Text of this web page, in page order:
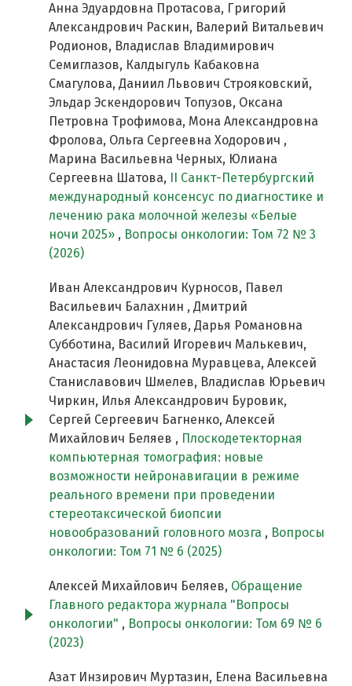
Анна Эдуардовна Протасова, Григорий
Александрович Раскин, Валерий Витальевич
Родионов, Владислав Владимирович
Семиглазов, Калдыгуль Кабаковна
Смагулова, Даниил Львович Строяковский,
Эльдар Эскендорович Топузов, Оксана
Петровна Трофимова, Мона Александровна
Фролова, Ольга Сергеевна Ходорович ,
Марина Васильевна Черных, Юлиана
Сергеевна Шатова,
II Cанкт-Петербургский
международный консенсус по диагностике и
лечению рака молочной железы «Белые
ночи 2025» , Вопросы онкологии: Том 72 № 3
(2026)
Иван Александрович Курносов, Павел
Васильевич Балахнин , Дмитрий
Александрович Гуляев, Дарья Романовна
Субботина, Василий Игоревич Малькевич,
Анастасия Леонидовна Муравцева, Алексей
Станиславович Шмелев, Владислав Юрьевич
Чиркин, Илья Александрович Буровик,
Сергей Сергеевич Багненко, Алексей
Михайлович Беляев , Плоскодетекторная
компьютерная томография: новые
возможности нейронавигации в режиме
реального времени при проведении
стереотаксической биопсии
новообразований головного мозга , Вопросы
онкологии: Том 71 № 6 (2025)
Алексей Михайлович Беляев, Обращение
Главного редактора журнала "Вопросы
онкологии" , Вопросы онкологии: Том 69 № 6
(2023)
Азат Инзирович Муртазин, Елена Васильевна